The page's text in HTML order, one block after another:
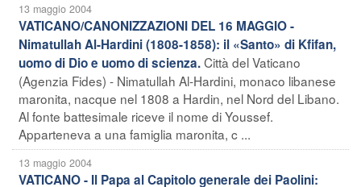
13 maggio 2004
VATICANO/CANONIZZAZIONI DEL 16 MAGGIO -
Nimatullah Al-Hardini (1808-1858): il «Santo» di Kfifan,
uomo di Dio e uomo di scienza.Città del Vaticano
(Agenzia Fides) - Nimatullah Al-Hardini, monaco libanese
maronita, nacque nel 1808 a Hardin, nel Nord del Libano.
Al fonte battesimale riceve il nome di Youssef.
Apparteneva a una famiglia maronita, c ...
13 maggio 2004
VATICANO - Il Papa al Capitolo generale dei Paolini: